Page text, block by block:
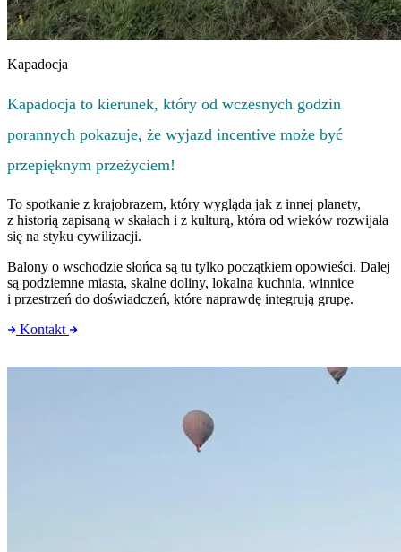
Kapadocja
Kapadocja to kierunek, który od wczesnych godzin
porannych pokazuje, że wyjazd incentive może być
przepięknym przeżyciem!
To spotkanie z krajobrazem, który wygląda jak z innej planety,
z historią zapisaną w skałach i z kulturą, która od wieków rozwijała
się na styku cywilizacji.
Balony o wschodzie słońca są tu tylko początkiem opowieści. Dalej
są podziemne miasta, skalne doliny, lokalna kuchnia, winnice
i przestrzeń do doświadczeń, które naprawdę integrują grupę.
Kontakt